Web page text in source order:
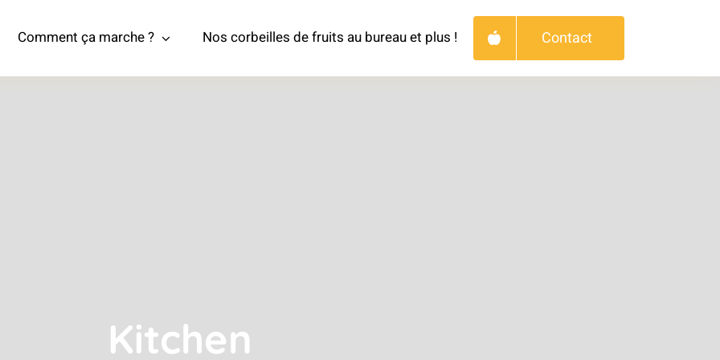
Comment ça marche ? Nos corbeilles de fruits au bureau et plus ! Contact
Kitchen